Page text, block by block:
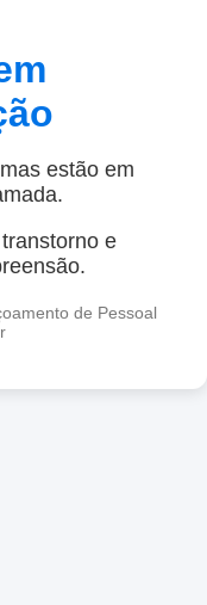
estão em
e
de Pessoal